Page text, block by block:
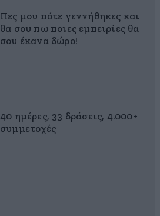
Πες μου πότε γεννήθηκες και
θα σου πω ποιες εμπειρίες θα
σου έκανα δώρο!
40 ημέρες, 33 δράσεις, 4.000+
συμμετοχές